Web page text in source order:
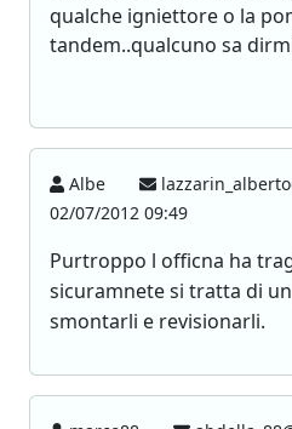
qualche igniettore o la
tandem..qualcuno sa
Albe
02/07/2012 09:49
Purtroppo l officna ha
sicuramnete si tratta di un
smontarli e revisionarli.